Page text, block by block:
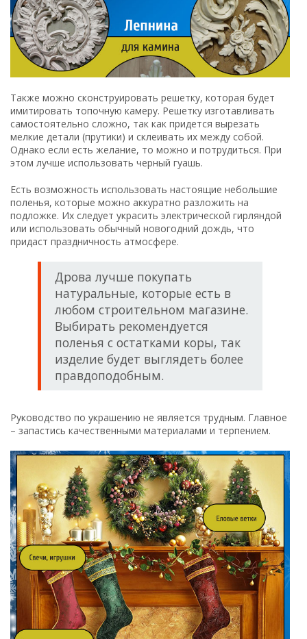
Также можно сконструировать решетку, которая будет
имитировать топочную камеру. Решетку изготавливать
самостоятельно сложно, так как придется вырезать
мелкие детали (прутики) и склеивать их между собой.
Однако если есть желание, то можно и потрудиться. При
этом лучше использовать черный гуашь.
Есть возможность использовать настоящие небольшие
поленья, которые можно аккуратно разложить на
подложке. Их следует украсить электрической гирляндой
или использовать обычный новогодний дождь, что
придаст праздничность атмосфере.
Дрова лучше покупать
натуральные, которые есть в
любом строительном магазине.
Выбирать рекомендуется
поленья с остатками коры, так
изделие будет выглядеть более
правдоподобным.
Руководство по украшению не является трудным. Главное
– запастись качественными материалами и терпением.